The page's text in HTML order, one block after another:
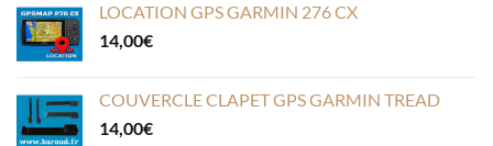
LOCATION GPS GARMIN 276 CX
14,00€
COUVERCLE CLAPET GPS GARMIN TREAD
14,00€